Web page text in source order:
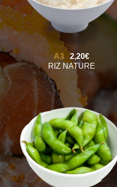
A32,20€
RIZ NATURE